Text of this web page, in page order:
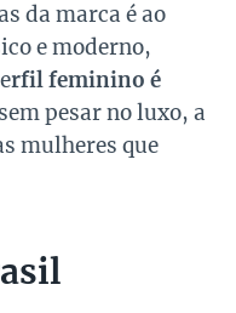
da marca é ao
e moderno,
rfil feminino é
pesar no luxo, a
mulheres que